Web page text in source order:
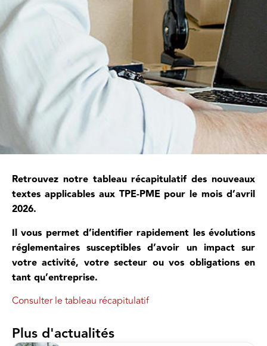
Retrouvez notre tableau récapitulatif des nouveaux
textes applicables aux TPE-PME pour le mois d’avril
2026.
Il vous permet d’identifier rapidement les évolutions
réglementaires susceptibles d’avoir un impact sur
votre activité, votre secteur ou vos obligations en
tant qu’entreprise.
Consulter le tableau récapitulatif
Plus d'actualités